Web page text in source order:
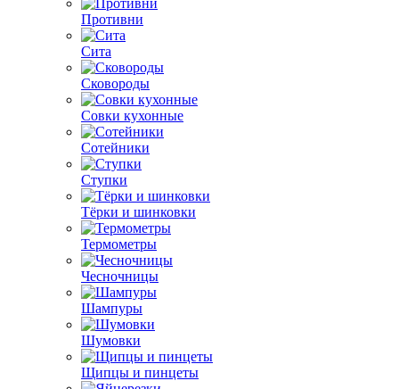
Противни
Сита
Сковороды
Совки кухонные
Сотейники
Ступки
Тёрки и шинковки
Термометры
Чесночницы
Шампуры
Шумовки
Щипцы и пинцеты